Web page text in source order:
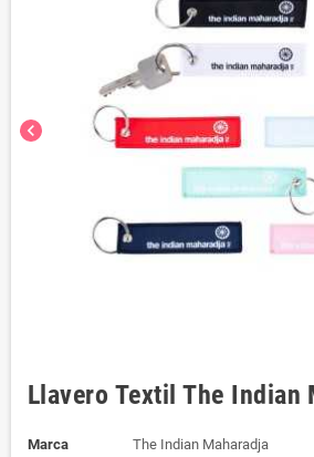
chevron_left
Llavero Textil The Indian
Marca
The Indian Maharadja